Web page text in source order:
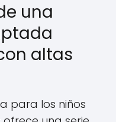
una
altas
para los niños